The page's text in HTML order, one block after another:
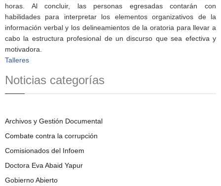
horas. Al concluir, las personas egresadas contarán con
habilidades para interpretar los elementos organizativos de la
información verbal y los delineamientos de la oratoria para llevar a
cabo la estructura profesional de un discurso que sea efectiva y
motivadora.
Talleres
Noticias categorías
Archivos y Gestión Documental
Combate contra la corrupción
Comisionados del Infoem
Doctora Eva Abaid Yapur
Gobierno Abierto